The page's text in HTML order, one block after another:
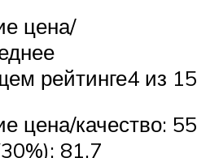
цена/
рейтинге4 из 15
цена/качество: 55
81.7